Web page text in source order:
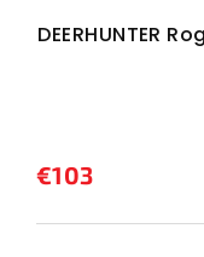
DEERHUNTER
€103